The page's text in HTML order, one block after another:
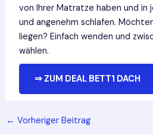
von Ihrer Matratze haben und in
und angenehm schlafen.
liegen? Einfach wenden und
wählen.
⇒ ZUM DEAL BETT1 DACH
Post
← Vorheriger Beitrag